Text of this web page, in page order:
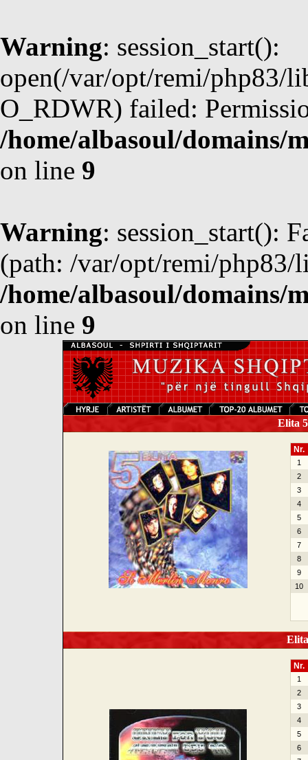
Warning: session_start():
open(/var/opt/remi/php83/
O_RDWR) failed:
/home/albasoul/domains/
on line 9
Warning: session_start():
(path: /var/opt/remi/php83/
/home/albasoul/domains/
on line 9
Elita
Nr.
1
2
3
4
5
6
7
8
9
10
Nr.
1
2
3
4
5
6